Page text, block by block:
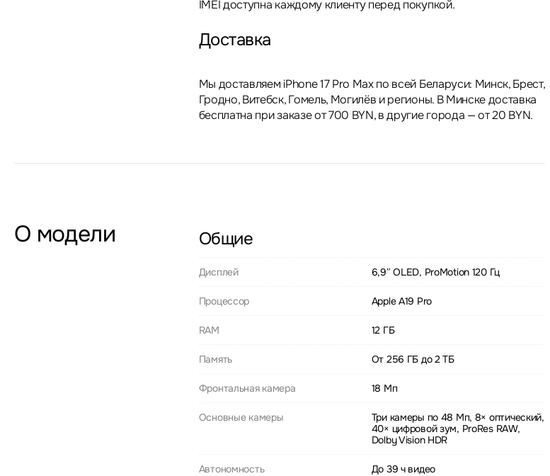
IMEI доступна каждому клиенту перед покупкой.
Доставка
Мы доставляем iPhone 17 Pro Max по всей Беларуси: Минск, Брест,
Гродно, Витебск, Гомель, Могилёв и регионы. В Минске доставка
бесплатна при заказе от 700 BYN, в другие города — от 20 BYN.
О модели Общие
Дисплей 6,9″ OLED, ProMotion 120 Гц
Процессор Apple A19 Pro
RAM 12 ГБ
Память От 256 ГБ до 2 ТБ
Фронтальная камера 18 Мп
Основные камеры
Три камеры по 48 Мп, 8× оптический,
40× цифровой зум, ProRes RAW,
Dolby Vision HDR
Автономность До 39 ч видео